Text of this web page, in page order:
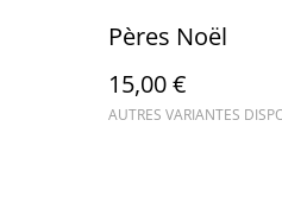
Pères Noël
15,00 €
AUTRES VARIANTES